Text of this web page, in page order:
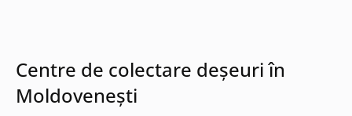
Centre de colectare deșeuri în
Moldoveneşti